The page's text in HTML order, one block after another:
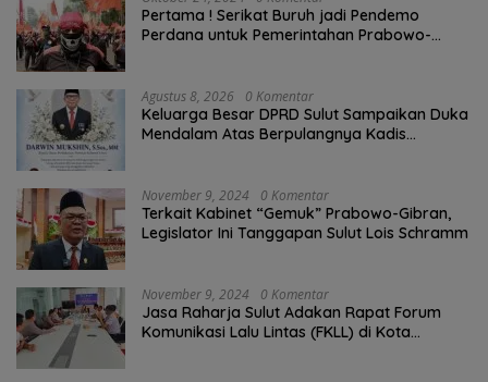
Pertama ! Serikat Buruh jadi Pendemo
Perdana untuk Pemerintahan Prabowo-
Agustus 8, 2026 0 Komentar
Keluarga Besar DPRD Sulut Sampaikan Duka
Mendalam Atas Berpulangnya Kadis
November 9, 2024 0 Komentar
Terkait Kabinet “Gemuk” Prabowo-Gibran,
Legislator Ini Tanggapan Sulut Lois Schramm
November 9, 2024 0 Komentar
Jasa Raharja Sulut Adakan Rapat Forum
Komunikasi Lalu Lintas (FKLL) di Kota